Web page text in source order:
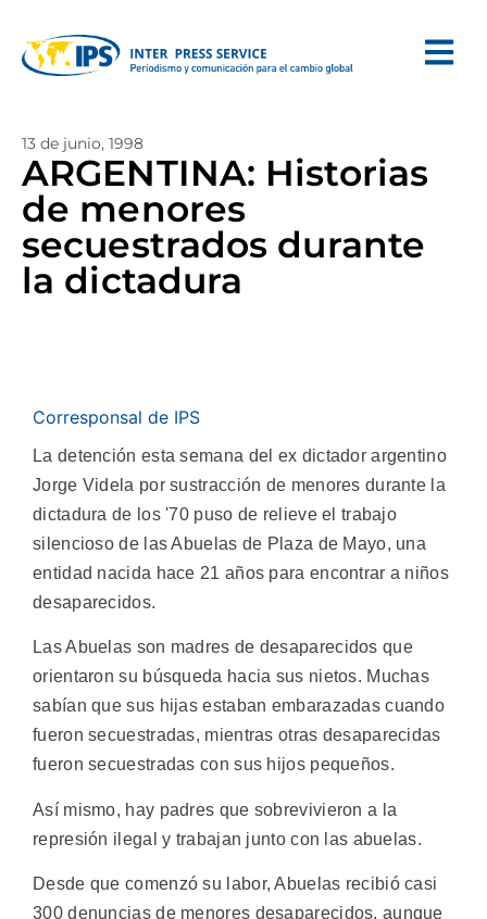
13 de junio, 1998
ARGENTINA: Historias
de menores
secuestrados durante
la dictadura
Corresponsal de IPS
La detención esta semana del ex dictador argentino
Jorge Videla por sustracción de menores durante la
dictadura de los '70 puso de relieve el trabajo
silencioso de las Abuelas de Plaza de Mayo, una
entidad nacida hace 21 años para encontrar a niños
desaparecidos.
Las Abuelas son madres de desaparecidos que
orientaron su búsqueda hacia sus nietos. Muchas
sabían que sus hijas estaban embarazadas cuando
fueron secuestradas, mientras otras desaparecidas
fueron secuestradas con sus hijos pequeños.
Así mismo, hay padres que sobrevivieron a la
represión ilegal y trabajan junto con las abuelas.
Desde que comenzó su labor, Abuelas recibió casi
300 denuncias de menores desaparecidos, aunque